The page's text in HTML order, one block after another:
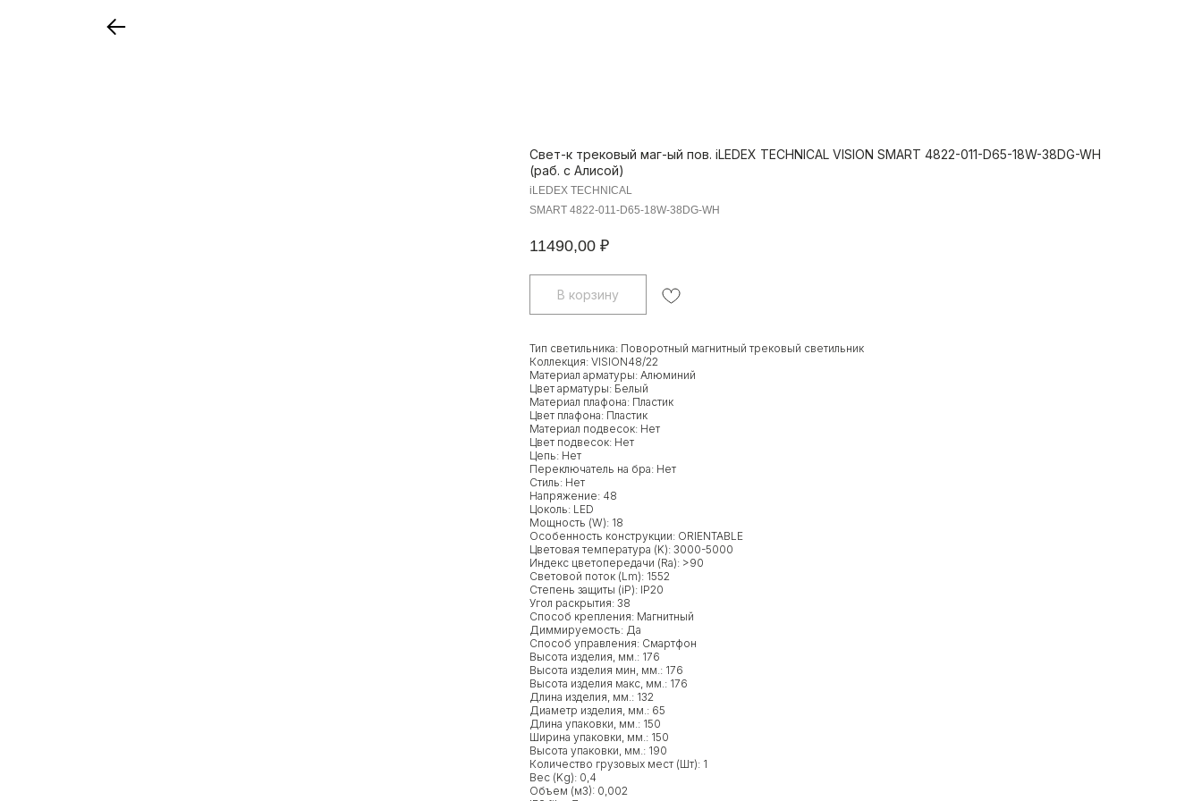
Свет-к трековый маг-ый пов. iLEDEX TECHNICAL VISION SMART 4822-011-D65-18W-38DG-WH
(раб. с Алисой)
iLEDEX TECHNICAL
SMART 4822-011-D65-18W-38DG-WH
11490,00 ₽
В корзину
Тип светильника: Поворотный магнитный трековый светильник
Коллекция: VISION48/22
Материал арматуры: Алюминий
Цвет арматуры: Белый
Материал плафона: Пластик
Цвет плафона: Пластик
Материал подвесок: Нет
Цвет подвесок: Нет
Цепь: Нет
Переключатель на бра: Нет
Стиль: Нет
Напряжение: 48
Цоколь: LED
Мощность (W): 18
Особенность конструкции: ORIENTABLE
Цветовая температура (K): 3000-5000
Индекс цветопередачи (Ra): >90
Световой поток (Lm): 1552
Степень защиты (iP): IP20
Угол раскрытия: 38
Способ крепления: Магнитный
Диммируемость: Да
Способ управления: Смартфон
Высота изделия, мм.: 176
Высота изделия мин, мм.: 176
Высота изделия макс, мм.: 176
Длина изделия, мм.: 132
Диаметр изделия, мм.: 65
Длина упаковки, мм.: 150
Ширина упаковки, мм.: 150
Высота упаковки, мм.: 190
Количество грузовых мест (Шт): 1
Вес (Kg): 0,4
Объем (м3): 0,002